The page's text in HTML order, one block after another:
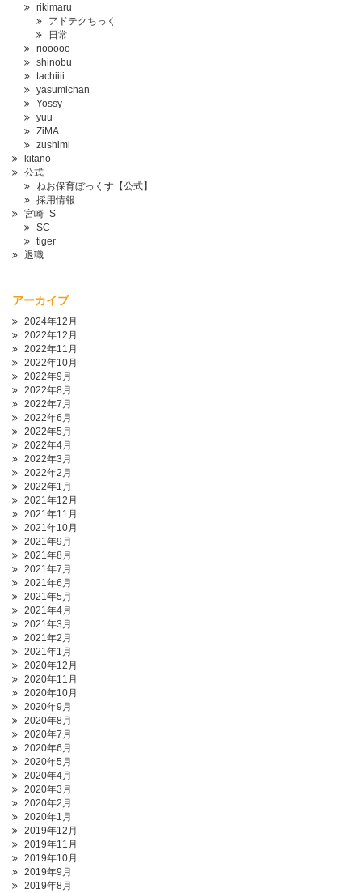
rikimaru
アドテクちっく
日常
riooooo
shinobu
tachiiii
yasumichan
Yossy
yuu
ZiMA
zushimi
kitano
公式
ねお保育ぼっくす【公式】
採用情報
宮崎_S
SC
tiger
退職
アーカイブ
2024年12月
2022年12月
2022年11月
2022年10月
2022年9月
2022年8月
2022年7月
2022年6月
2022年5月
2022年4月
2022年3月
2022年2月
2022年1月
2021年12月
2021年11月
2021年10月
2021年9月
2021年8月
2021年7月
2021年6月
2021年5月
2021年4月
2021年3月
2021年2月
2021年1月
2020年12月
2020年11月
2020年10月
2020年9月
2020年8月
2020年7月
2020年6月
2020年5月
2020年4月
2020年3月
2020年2月
2020年1月
2019年12月
2019年11月
2019年10月
2019年9月
2019年8月